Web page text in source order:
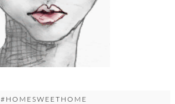
#HOMESWEETHOME